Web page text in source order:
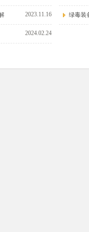
2023.11.16 绿毒装
2024.02.24